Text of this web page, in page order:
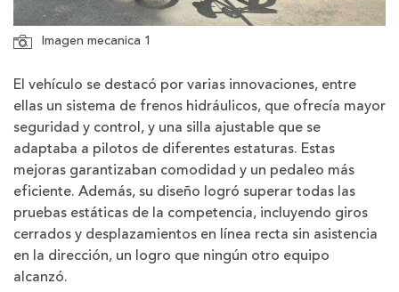
Imagen mecanica 1
El vehículo se destacó por varias innovaciones, entre
ellas un sistema de frenos hidráulicos, que ofrecía mayor
seguridad y control, y una silla ajustable que se
adaptaba a pilotos de diferentes estaturas. Estas
mejoras garantizaban comodidad y un pedaleo más
eficiente. Además, su diseño logró superar todas las
pruebas estáticas de la competencia, incluyendo giros
cerrados y desplazamientos en línea recta sin asistencia
en la dirección, un logro que ningún otro equipo
alcanzó.